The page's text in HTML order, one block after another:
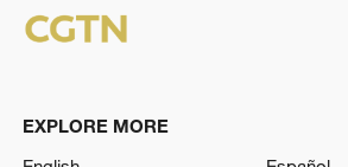
EXPLORE MORE